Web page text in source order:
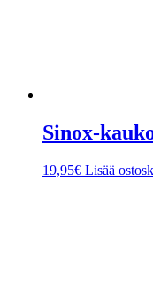
Sinox-
19,95€ Lisää